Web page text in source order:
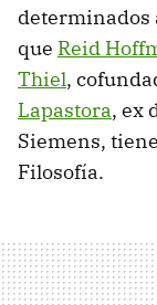
determinados
que Reid
Thiel,
Lapastora, ex
Siemens,
Filosofía.